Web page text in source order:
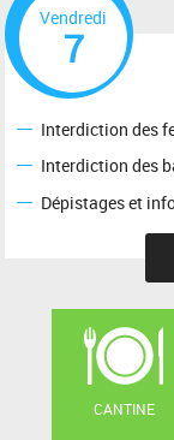
Vendredi
7
Interdiction des
Interdiction des
Dépistages et
CANTINE